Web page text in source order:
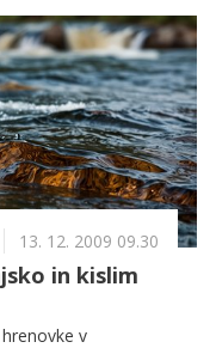
13. 12. 2009 09.30
in kislim
v